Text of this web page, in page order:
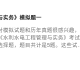
实务》模拟题一
拟试题和历年真题很感兴趣，
利水电工程管理与实务》考试
择题，题目共计是5题。这些试